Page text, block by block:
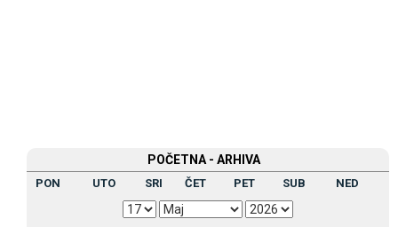
POČETNA - ARHIVA
PON UTO SRI ČET PET SUB NED